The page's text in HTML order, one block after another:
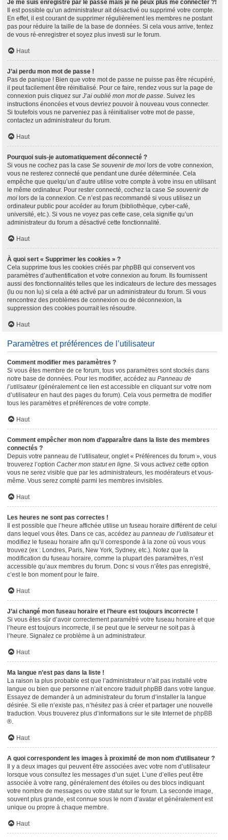
Je me suis enregistré par le passé mais je ne peux plus me connecter ?!
Il est possible qu’un administrateur ait désactivé ou supprimé votre compte.
En effet, il est courant de supprimer régulièrement les membres ne postant
pas pour réduire la taille de la base de données. Si cela vous arrive, tentez
de vous ré-enregistrer et soyez plus investi sur le forum.
Haut
J’ai perdu mon mot de passe !
Pas de panique ! Bien que votre mot de passe ne puisse pas être récupéré,
il peut facilement être réinitialisé. Pour ce faire, rendez vous sur la page de
connexion puis cliquez sur J’ai oublié mon mot de passe. Suivez les
instructions énoncées et vous devriez pouvoir à nouveau vous connecter.
Si toutefois vous ne parveniez pas à réinitialiser votre mot de passe,
contactez un administrateur du forum.
Haut
Pourquoi suis-je automatiquement déconnecté ?
Si vous ne cochez pas la case Se souvenir de moi lors de votre connexion,
vous ne resterez connecté que pendant une durée déterminée. Cela
empêche que quelqu’un d’autre utilise votre compte à votre insu en utilisant
le même ordinateur. Pour rester connecté, cochez la case Se souvenir de
moi lors de la connexion. Ce n’est pas recommandé si vous utilisez un
ordinateur public pour accéder au forum (bibliothèque, cyber-café,
université, etc.). Si vous ne voyez pas cette case, cela signifie qu’un
administrateur du forum a désactivé cette fonctionnalité.
Haut
À quoi sert « Supprimer les cookies » ?
Cela supprime tous les cookies créés par phpBB qui conservent vos
paramètres d’authentification et votre connexion au forum. Ils fournissent
aussi des fonctionnalités telles que les indicateurs de lecture des messages
(lu ou non lu) si cela a été activé par un administrateur du forum. Si vous
rencontrez des problèmes de connexion ou de déconnexion, la
suppression des cookies pourrait les résoudre.
Haut
Paramètres et préférences de l’utilisateur
Comment modifier mes paramètres ?
Si vous êtes membre de ce forum, tous vos paramètres sont stockés dans
notre base de données. Pour les modifier, accédez au Panneau de
l’utilisateur(généralement ce lien est accessible en cliquant sur votre nom
d’utilisateur en haut des pages du forum). Cela vous permettra de modifier
tous les paramètres et préférences de votre compte.
Haut
Comment empêcher mon nom d’apparaître dans la liste des membres
connectés ?
Depuis votre panneau de l’utilisateur, onglet « Préférences du forum », vous
trouverez l’option Cacher mon statut en ligne. Si vous activez cette option
vous ne serez visible que par les administrateurs, les modérateurs et vous-
même. Vous serez compté parmi les membres invisibles.
Haut
Les heures ne sont pas correctes !
Il est possible que l’heure affichée utilise un fuseau horaire différent de celui
dans lequel vous êtes. Dans ce cas, accédez au panneau de l’utilisateuret
modifiez le fuseau horaire afin qu’il corresponde à la zone où vous vous
trouvez (ex : Londres, Paris, New York, Sydney, etc.). Notez que la
modification du fuseau horaire, comme la plupart des paramètres, n’est
accessible qu’aux membres du forum. Donc si vous n’êtes pas enregistré,
c’est le bon moment pour le faire.
Haut
J’ai changé mon fuseau horaire et l’heure est toujours incorrecte !
Si vous êtes sûr d’avoir correctement paramétré votre fuseau horaire et que
l’heure est toujours incorrecte, il se peut que le serveur ne soit pas à
l’heure. Signalez ce problème à un administrateur.
Haut
Ma langue n’est pas dans la liste !
La raison la plus probable est que l’administrateur n’ait pas installé votre
langue ou bien que personne n’ait encore traduit phpBB dans votre langue.
Essayez de demander à un administrateur du forum d’installer la langue
désirée. Si elle n’existe pas, n’hésitez pas à créer et partager une nouvelle
traduction. Vous trouverez plus d’informations sur le site Internet de phpBB
®.
Haut
A quoi correspondent les images à proximité de mon nom d’utilisateur ?
Il y a deux images qui peuvent être associées avec votre nom d’utilisateur
lorsque vous consultez les messages d’un sujet. L’une d’elles peut être
associée à votre rang, généralement des étoiles ou des blocs indiquant
votre nombre de messages ou votre statut sur le forum. La seconde image,
souvent plus grande, est connue sous le nom d’avatar et généralement est
unique ou propre à chaque membre.
Haut